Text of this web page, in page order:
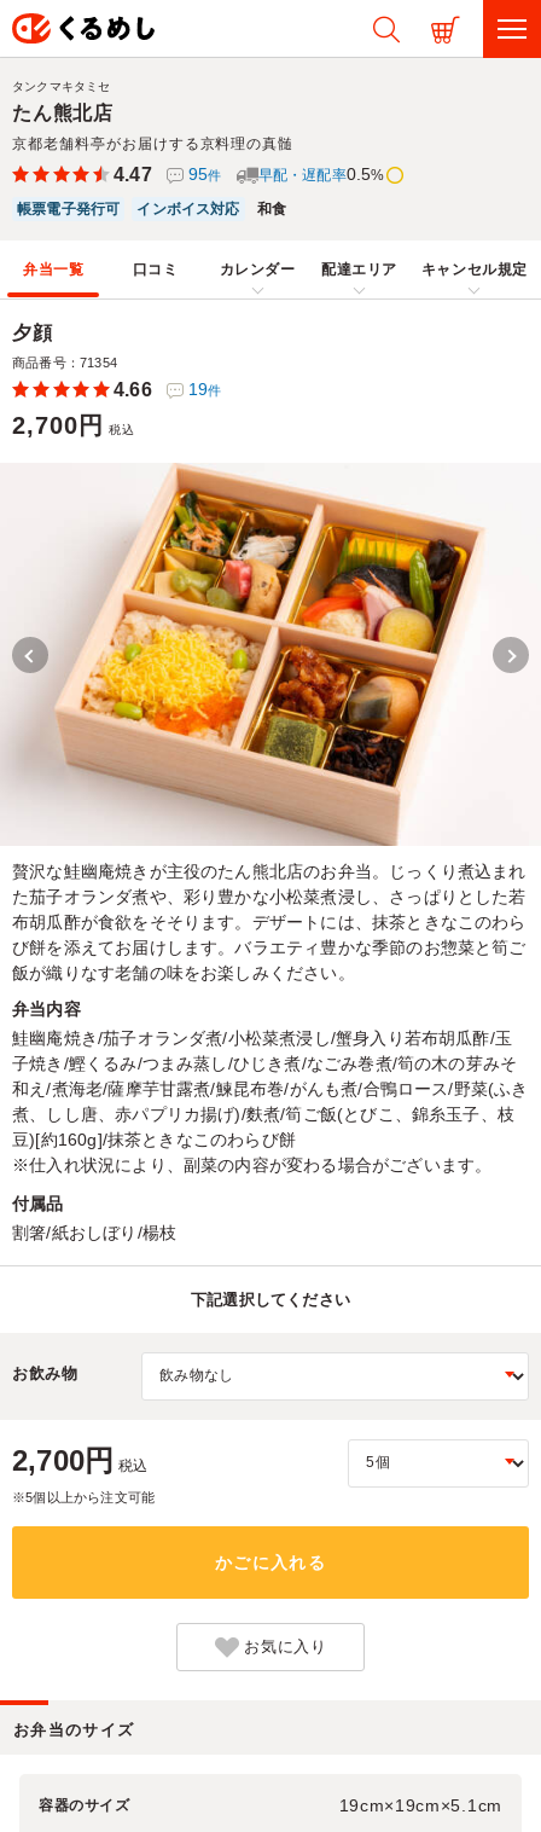
たん熊北店
京都老舗料亭がお届けする京料理の真髄
タンクマキタミセ
4.47 95件 早配・遅配率0.5%
帳票電子発行可
インボイス対応 和食
弁当一覧 口コミ カレンダー 配達エリア キャンセル規定
夕顔
商品番号：71354
4.66 19件
2,700円 税込
贅沢な鮭幽庵焼きが主役のたん熊北店のお弁当。じっくり煮込まれ
た茄子オランダ煮や、彩り豊かな小松菜煮浸し、さっぱりとした若
布胡瓜酢が食欲をそそります。デザートには、抹茶ときなこのわら
び餅を添えてお届けします。バラエティ豊かな季節のお惣菜と筍ご
飯が織りなす老舗の味をお楽しみください。
弁当内容
鮭幽庵焼き/茄子オランダ煮/小松菜煮浸し/蟹身入り若布胡瓜酢/玉
子焼き/鰹くるみ/つまみ蒸し/ひじき煮/なごみ巻煮/筍の木の芽みそ
和え/煮海老/薩摩芋甘露煮/鰊昆布巻/がんも煮/合鴨ロース/野菜(ふき
煮、しし唐、赤パプリカ揚げ)/麩煮/筍ご飯(とびこ、錦糸玉子、枝
豆)[約160g]/抹茶ときなこのわらび餅
※仕入れ状況により、副菜の内容が変わる場合がございます。
付属品
割箸/紙おしぼり/楊枝
下記選択してください
お飲み物
2,700円 税込
※5個以上から注文可能
かごに入れる
お気に入り
お弁当のサイズ
容器のサイズ 19cm×19cm×5.1cm